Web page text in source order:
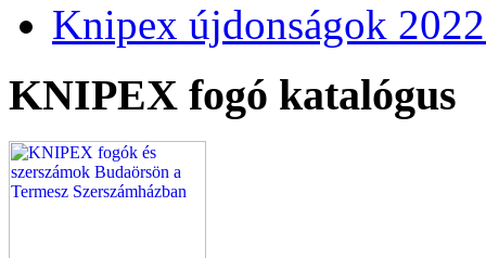
Knipex újdonságok
KNIPEX fogó katalógus